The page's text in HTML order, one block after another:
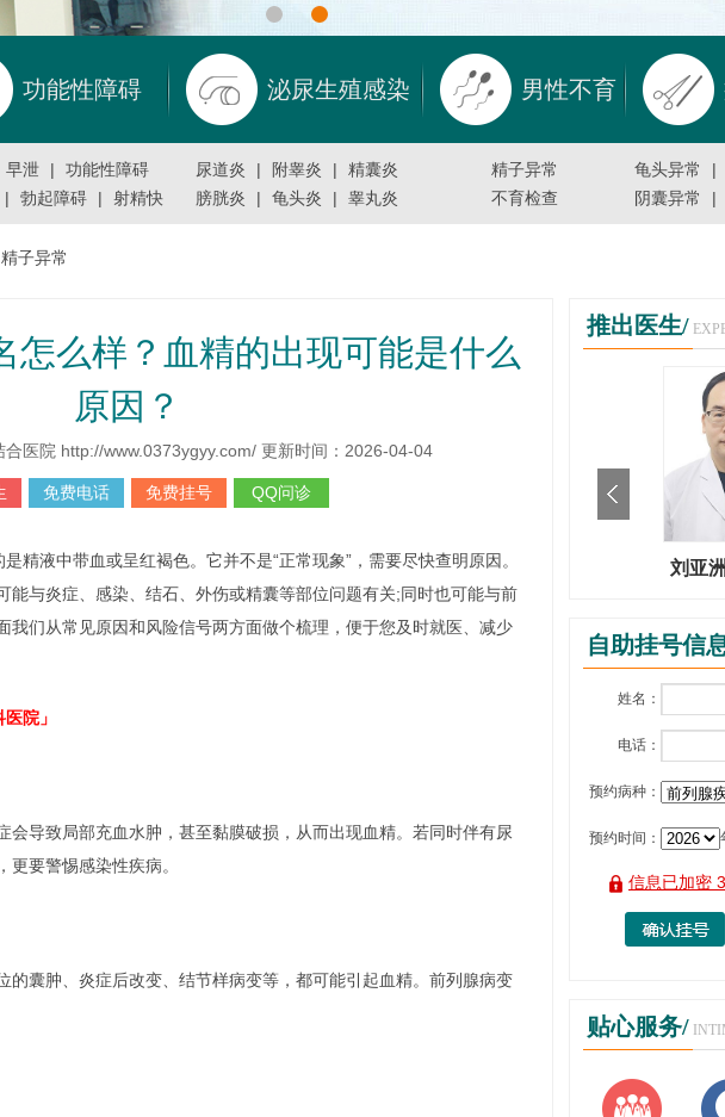
功能性障碍
早泄 |
功能性障碍
| 勃起障碍 | 射精快
泌尿生殖感染
尿道炎 | 附睾炎 |
精囊炎
膀胱炎
| 龟头炎 | 睾丸炎
男性不育
精子异常
不育检查
龟头异常 |
阴囊异常
|
精子异常
怎么样？血精的出现可能是什么
原因？
医院 http://www.0373ygyy.com/ 更新时间：2026-04-04
免费电话 免费挂号 QQ问诊
是精液中带血或呈红褐色。它并不是“正常现象”，需要尽快查明原因。
能与炎症、感染、结石、外伤或精囊等部位问题有关;同时也可能与前
我们从常见原因和风险信号两方面做个梳理，便于您及时就医、减少
院」
会导致局部充血水肿，甚至黏膜破损，从而出现血精。若同时伴有尿
要警惕感染性疾病。
的囊肿、炎症后改变、结节样病变等，都可能引起血精。前列腺病变
推出医生/
刘亚洲主诊医生 刘亚
自助挂号信
姓名：
电话：
预约病种：
预约时间：
信息已加密
贴心服务/